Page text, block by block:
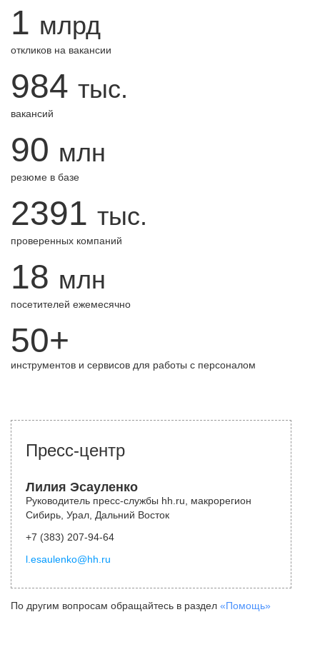
1 млрд
откликов на вакансии
984 тыс.
вакансий
90 млн
резюме в базе
2391 тыс.
проверенных компаний
18 млн
посетителей ежемесячно
50+
инструментов и сервисов для работы с персоналом
Пресс-центр
Лилия Эсауленко
Руководитель пресс-службы hh.ru, макрорегион
Сибирь, Урал, Дальний Восток
+7 (383) 207-94-64
l.esaulenko@hh.ru
По другим вопросам обращайтесь в раздел «Помощь»